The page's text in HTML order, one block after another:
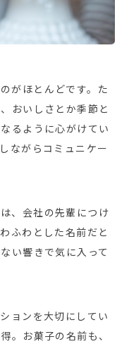
がほとんどです。た
おいしさとか季節と
るように心がけてい
ながらコミュニケー
、会社の先輩につけ
ふわとした名前だと
い響きで気に入って
ョンを大切にしてい
。お菓子の名前も、